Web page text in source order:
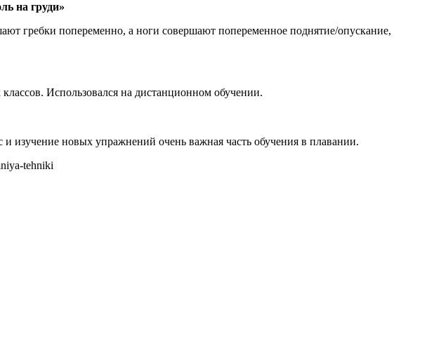
на груди»
гребки попеременно, а ноги совершают попеременное поднятие/опускание,
Использовался на дистанционном обучении.
изучение новых упражнений очень важная часть обучения в плавании.
tehniki